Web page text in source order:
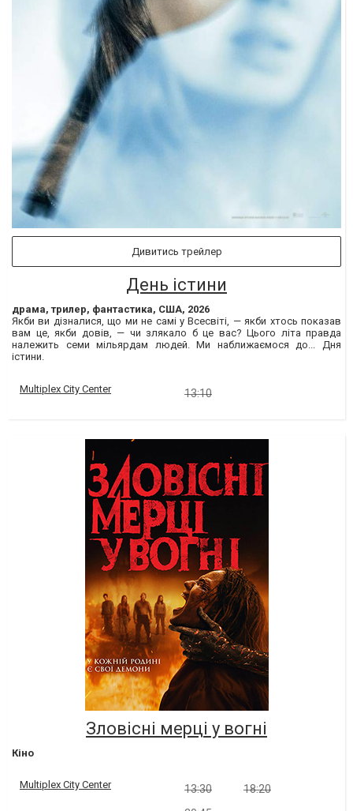
Дивитись трейлер
День істини
драма, трилер, фантастика, США, 2026
Якби ви дізналися, що ми не самі у Всесвіті, — якби хтось показав
вам це, якби довів, — чи злякало б це вас? Цього літа правда
належить семи мільярдам людей. Ми наближаємося до... Дня
істини.
Multiplex City Center 13:10
Зловісні мерці у вогні
Кіно
Multiplex City Center 13:30
18:20